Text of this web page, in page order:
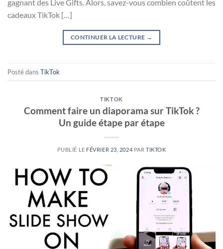
gagnant des Live Gifts. Alors, savez-vous combien coûtent les
cadeaux TikTok […]
CONTINUER LA LECTURE →
Posté dans TikTok
TIKTOK
Comment faire un diaporama sur TikTok ?
Un guide étape par étape
PUBLIÉ LE FÉVRIER 23, 2024 PAR TIKTOK